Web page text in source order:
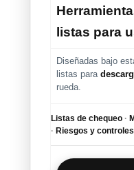
listas para
Diseñadas bajo
listas para
rueda.
Listas de chequeo ·
· Riesgos y controles